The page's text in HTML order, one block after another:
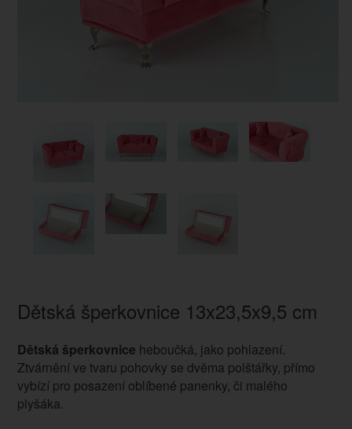
Dětská šperkovnice 13x23,5x9,5 cm
Dětská šperkovnice heboučká, jako pohlazení.
Ztvárnění ve tvaru pohovky se dvěma polštářky, přímo
vybízí pro posazení oblíbené panenky, či malého
plyšáka.